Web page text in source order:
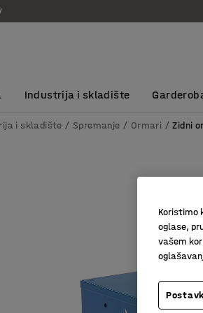
Industrija i skladište
i skladište Spremanje Ormari Zidni
Koristimo
oglase,
vašem